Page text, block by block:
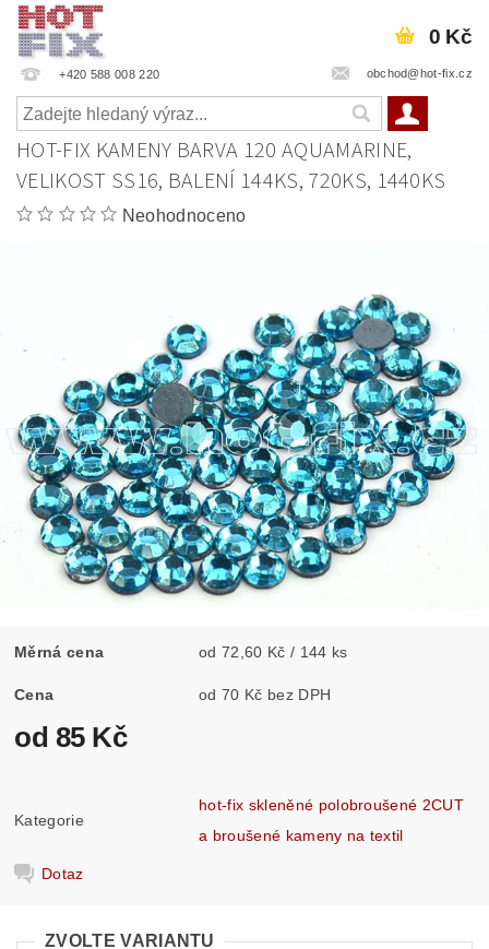
+420 588 008 220 obchod@hot-fix.cz
0 Kč
HOT-FIX KAMENY BARVA 120 AQUAMARINE,
VELIKOST SS16, BALENÍ 144KS, 720KS, 1440KS
Neohodnoceno
Měrná cena od 72,60 Kč / 144 ks
Cena od 70 Kč bez DPH
od 85 Kč
Kategorie
hot-fix skleněné polobroušené 2CUT
a broušené kameny na textil
Dotaz
ZVOLTE VARIANTU